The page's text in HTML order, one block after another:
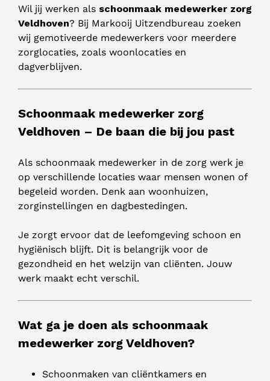
Wil jij werken als schoonmaak medewerker zorg
Veldhoven? Bij Markooij Uitzendbureau zoeken
wij gemotiveerde medewerkers voor meerdere
zorglocaties, zoals woonlocaties en
dagverblijven.
Schoonmaak medewerker zorg
Veldhoven – De baan die bij jou past
Als schoonmaak medewerker in de zorg werk je
op verschillende locaties waar mensen wonen of
begeleid worden. Denk aan woonhuizen,
zorginstellingen en dagbestedingen.
Je zorgt ervoor dat de leefomgeving schoon en
hygiënisch blijft. Dit is belangrijk voor de
gezondheid en het welzijn van cliënten. Jouw
werk maakt echt verschil.
Wat ga je doen als schoonmaak
medewerker zorg Veldhoven?
Schoonmaken van cliëntkamers en